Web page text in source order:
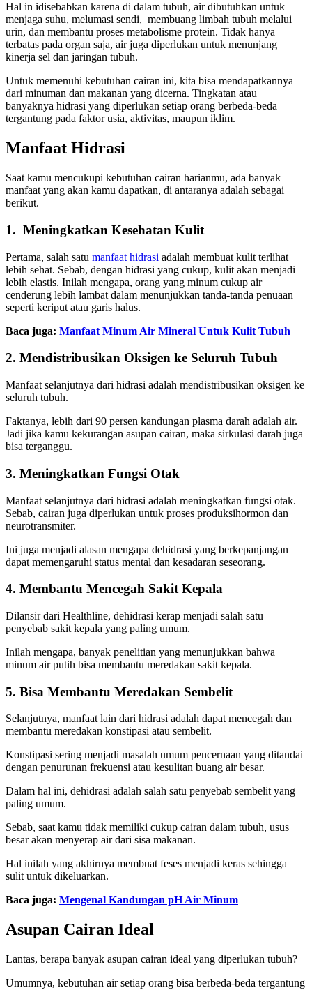
Hal in idisebabkan karena di dalam tubuh, air dibutuhkan untuk
menjaga suhu, melumasi sendi, membuang limbah tubuh melalui
urin, dan membantu proses metabolisme protein. Tidak hanya
terbatas pada organ saja, air juga diperlukan untuk menunjang
kinerja sel dan jaringan tubuh.
Untuk memenuhi kebutuhan cairan ini, kita bisa mendapatkannya
dari minuman dan makanan yang dicerna. Tingkatan atau
banyaknya hidrasi yang diperlukan setiap orang berbeda-beda
tergantung pada faktor usia, aktivitas, maupun iklim.
Manfaat Hidrasi
Saat kamu mencukupi kebutuhan cairan harianmu, ada banyak
manfaat yang akan kamu dapatkan, di antaranya adalah sebagai
berikut.
1. Meningkatkan Kesehatan Kulit
Pertama, salah satu manfaat hidrasi adalah membuat kulit terlihat
lebih sehat. Sebab, dengan hidrasi yang cukup, kulit akan menjadi
lebih elastis. Inilah mengapa, orang yang minum cukup air
cenderung lebih lambat dalam menunjukkan tanda-tanda penuaan
seperti keriput atau garis halus.
Baca juga: Manfaat Minum Air Mineral Untuk Kulit Tubuh
2. Mendistribusikan Oksigen ke Seluruh Tubuh
Manfaat selanjutnya dari hidrasi adalah mendistribusikan oksigen ke
seluruh tubuh.
Faktanya, lebih dari 90 persen kandungan plasma darah adalah air.
Jadi jika kamu kekurangan asupan cairan, maka sirkulasi darah juga
bisa terganggu.
3. Meningkatkan Fungsi Otak
Manfaat selanjutnya dari hidrasi adalah meningkatkan fungsi otak.
Sebab, cairan juga diperlukan untuk proses produksihormon dan
neurotransmiter.
Ini juga menjadi alasan mengapa dehidrasi yang berkepanjangan
dapat memengaruhi status mental dan kesadaran seseorang.
4. Membantu Mencegah Sakit Kepala
Dilansir dari Healthline, dehidrasi kerap menjadi salah satu
penyebab sakit kepala yang paling umum.
Inilah mengapa, banyak penelitian yang menunjukkan bahwa
minum air putih bisa membantu meredakan sakit kepala.
5. Bisa Membantu Meredakan Sembelit
Selanjutnya, manfaat lain dari hidrasi adalah dapat mencegah dan
membantu meredakan konstipasi atau sembelit.
Konstipasi sering menjadi masalah umum pencernaan yang ditandai
dengan penurunan frekuensi atau kesulitan buang air besar.
Dalam hal ini, dehidrasi adalah salah satu penyebab sembelit yang
paling umum.
Sebab, saat kamu tidak memiliki cukup cairan dalam tubuh, usus
besar akan menyerap air dari sisa makanan.
Hal inilah yang akhirnya membuat feses menjadi keras sehingga
sulit untuk dikeluarkan.
Baca juga: Mengenal Kandungan pH Air Minum
Asupan Cairan Ideal
Lantas, berapa banyak asupan cairan ideal yang diperlukan tubuh?
Umumnya, kebutuhan air setiap orang bisa berbeda-beda tergantung